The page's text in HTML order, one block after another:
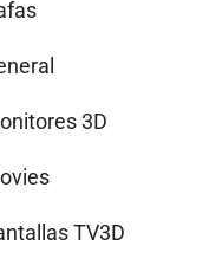
3D
TV3D